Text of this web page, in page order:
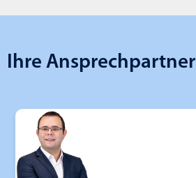
Ihre Ansprechpartner